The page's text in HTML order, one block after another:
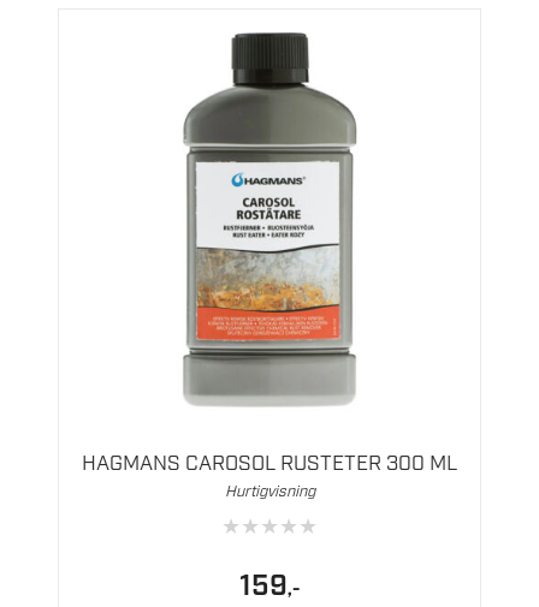
HAGMANS CAROSOL RUSTETER 300 ML
Hurtigvisning
★★★★★
159,-